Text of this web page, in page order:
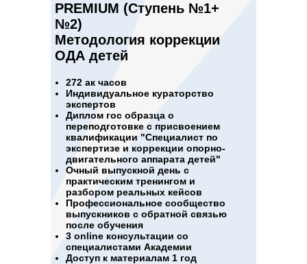
PREMIUM (Ступень №1+
№2)
Методология коррекции
ОДА детей
272 ак часов
Индивидуальное кураторство
экспертов
Диплом гос образца о
переподготовке с присвоением
квалификации "Специалист по
экспертизе и коррекции опорно-
двигательного аппарата детей"
Очный выпускной день с
практическим тренингом и
разбором реальных кейсов
Профессиональное сообщество
выпускников с обратной связью
после обучения
3 online консультации со
специалистами Академии
Доступ к материалам 1 год